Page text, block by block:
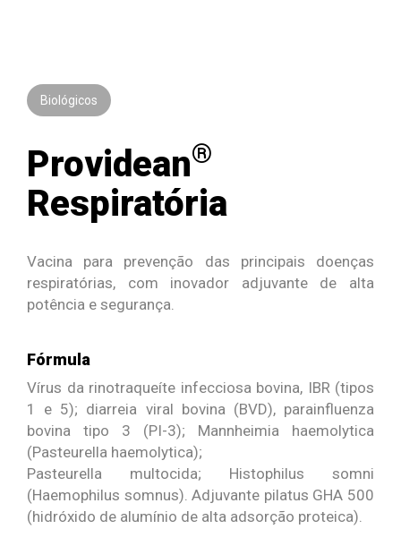
Biológicos
Providean®
Respiratória
Vacina para prevenção das principais doenças
respiratórias, com inovador adjuvante de alta
potência e segurança.
Fórmula
Vírus da rinotraqueíte infecciosa bovina, IBR (tipos
1 e 5); diarreia viral bovina (BVD), parainfluenza
bovina tipo 3 (PI-3); Mannheimia haemolytica
(Pasteurella haemolytica);
Pasteurella multocida; Histophilus somni
(Haemophilus somnus). Adjuvante pilatus GHA 500
(hidróxido de alumínio de alta adsorção proteica).